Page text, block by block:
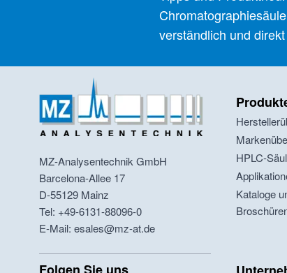
verständlich und
MZ-Analysentechnik GmbH
Barcelona-Allee 17
D-55129 Mainz
Tel: +49-6131-88096-0
E-Mail: esales@mz-at.de
HPLC-
Kataloge